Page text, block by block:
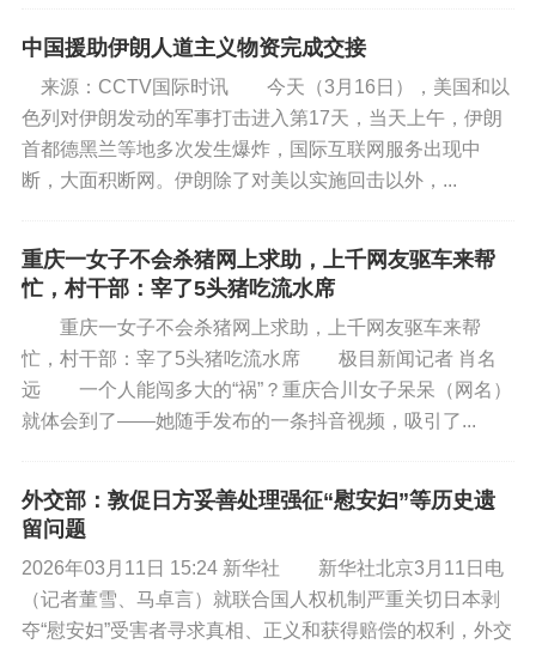
中国援助伊朗人道主义物资完成交接
来源：CCTV国际时讯 今天（3月16日），美国和以
色列对伊朗发动的军事打击进入第17天，当天上午，伊朗
首都德黑兰等地多次发生爆炸，国际互联网服务出现中
断，大面积断网。伊朗除了对美以实施回击以外，...
重庆一女子不会杀猪网上求助，上千网友驱车来帮
忙，村干部：宰了5头猪吃流水席
重庆一女子不会杀猪网上求助，上千网友驱车来帮
忙，村干部：宰了5头猪吃流水席 极目新闻记者 肖名
远 一个人能闯多大的“祸”？重庆合川女子呆呆（网名）
就体会到了——她随手发布的一条抖音视频，吸引了...
外交部：敦促日方妥善处理强征“慰安妇”等历史遗
留问题
2026年03月11日 15:24 新华社 新华社北京3月11日电
（记者董雪、马卓言）就联合国人权机制严重关切日本剥
夺“慰安妇”受害者寻求真相、正义和获得赔偿的权利，外交